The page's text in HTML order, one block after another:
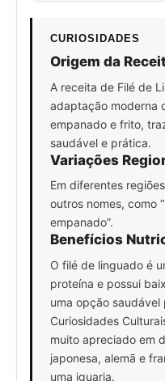
CURIOSIDADES
Origem da
A receita de Filé de
adaptação moderna
empanado e frito,
saudável e prática.
Variações
Em diferentes
outros nomes, como
empanado”.
Benefícios
O filé de linguado é
proteína e possui
uma opção saudável
Curiosidades
muito apreciado em
japonesa, alemã e
uma iguaria.